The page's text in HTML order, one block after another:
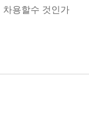
차용할수 것인가